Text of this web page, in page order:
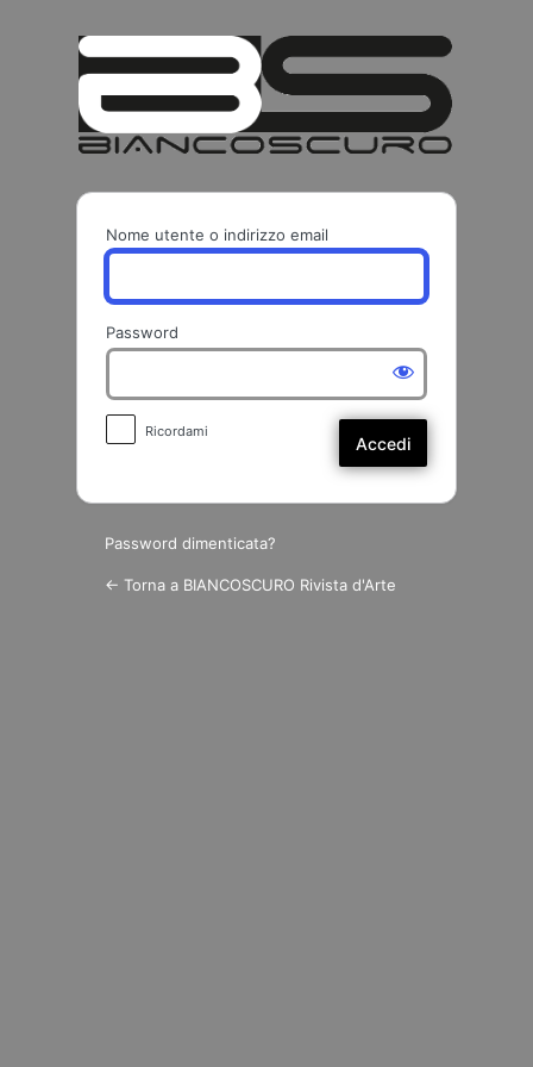
Nome utente o indirizzo email
Password
Ricordami
Password dimenticata?
← Torna a BIANCOSCURO Rivista d'Arte